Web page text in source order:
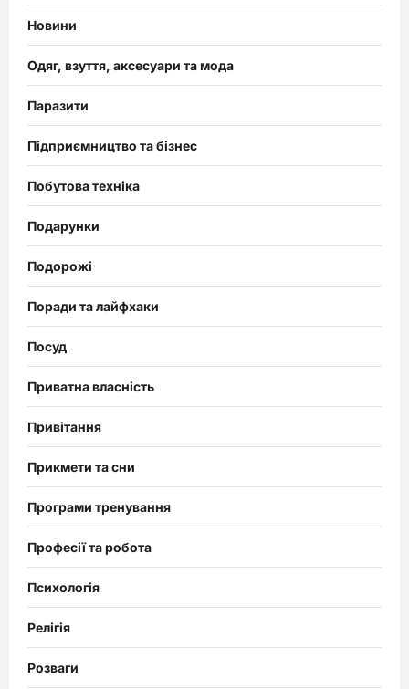
Новини
Одяг, взуття, аксесуари та мода
Паразити
Підприємництво та бізнес
Побутова техніка
Подарунки
Подорожі
Поради та лайфхаки
Посуд
Приватна власність
Привітання
Прикмети та сни
Програми тренування
Професії та робота
Психологія
Релігія
Розваги